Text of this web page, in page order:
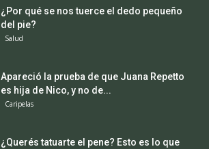
¿Por qué se nos tuerce el dedo pequeño
del pie?
Salud
Apareció la prueba de que Juana Repetto
es hija de Nico, y no de...
Caripelas
¿Querés tatuarte el pene? Esto es lo que